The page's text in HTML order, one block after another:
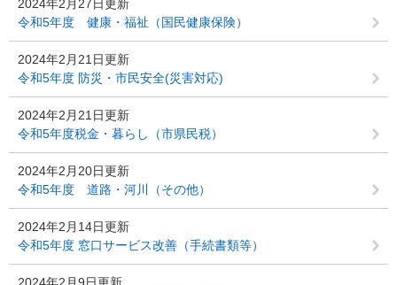
2024年2月27日更新
令和5年度 健康・福祉（国民健康保険）
2024年2月21日更新
令和5年度 防災・市民安全(災害対応)
2024年2月21日更新
令和5年度税金・暮らし（市県民税）
2024年2月20日更新
令和5年度 道路・河川（その他）
2024年2月14日更新
令和5年度 窓口サービス改善（手続書類等）